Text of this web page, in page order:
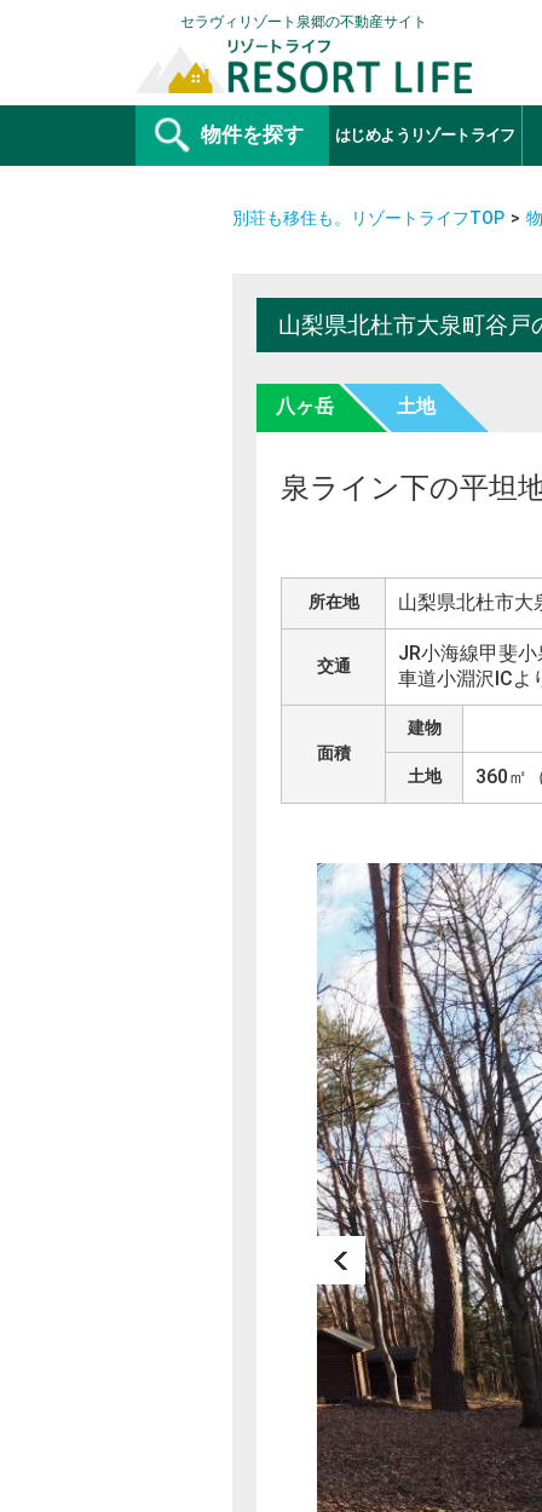
セラヴィリゾート泉郷の不動産サイト
物件を探す はじめようリゾートライフ
別荘も移住も。リゾートライフTOP
山梨県北杜市大泉町谷戸
八ヶ岳 土地
泉ライン下の平坦
所在地 山梨県北杜市大
交通
JR小海線甲斐
車道小淵沢ICよ
面積
建物
土地 360㎡